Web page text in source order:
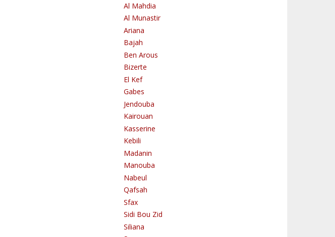
Al Mahdia
Al Munastir
Ariana
Bajah
Ben Arous
Bizerte
El Kef
Gabes
Jendouba
Kairouan
Kasserine
Kebili
Madanin
Manouba
Nabeul
Qafsah
Sfax
Sidi Bou Zid
Siliana